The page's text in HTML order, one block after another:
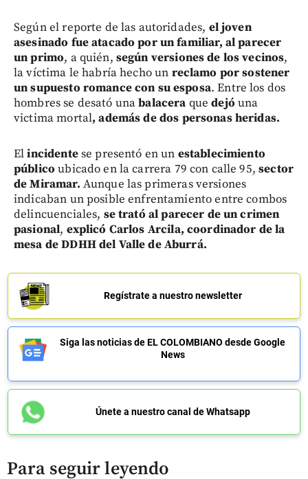
Según el reporte de las autoridades, el joven
asesinado fue atacado por un familiar, al parecer
un primo, a quién, según versiones de los vecinos,
la víctima le habría hecho un reclamo por sostener
un supuesto romance con su esposa. Entre los dos
hombres se desató unabalacera quedejó una
victima mortal, además de dos personas heridas.
Elincidentese presentó en un establecimiento
público ubicado en la carrera 79 con calle 95,sector
de Miramar. Aunque las primeras versiones
indicaban un posible enfrentamiento entre combos
delincuenciales, se trató al parecer de un crimen
pasional, explicó Carlos Arcila, coordinador de la
mesa de DDHH del Valle de Aburrá.
Regístrate a nuestro newsletter
Siga las noticias de EL COLOMBIANO desde Google
News
Únete a nuestro canal de Whatsapp
Para seguir leyendo